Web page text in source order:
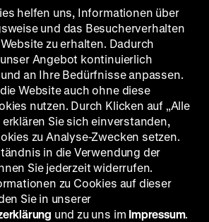
zweiten Hälfte der 1950er Jahre
Kinokassen erfolgreich; und so
der Bundesrepublik – als
– parallel
Carmine Gallones
Polikuschka(1958) und Rolf
verinnerlichter FilmAuferstehung
vor allem der Schluss, in dem
erlittenen Leiden und Verluste
sein sollen – was man so
Film von Rolf Hansen hören
wie diesen schließt sein formal so
wie inhaltlich psychotisches
in Seide(1956). Offenbar
Vergewisserungen die
helfen uns, Informationen über
und das Besucherverhalten
zu erhalten. Dadurch
Angebot kontinuierlich
an Ihre Bedürfnisse anpassen.
Website auch ohne diese
nutzen. Durch Klicken auf „Alle
erklären Sie sich einverstanden,
zu Analyse-Zwecken setzen.
in die Verwendung der
Sie jederzeit widerrufen.
zu Cookies auf dieser
Sie in unserer
und zu uns im Impressum.